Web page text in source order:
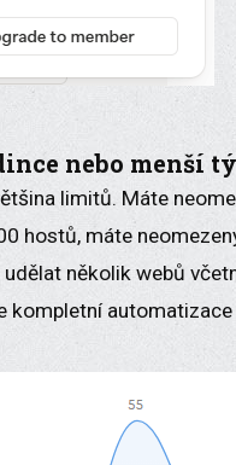
nebo menší
limitů. Máte
hostů, máte
několik webů
kompletní automatizace